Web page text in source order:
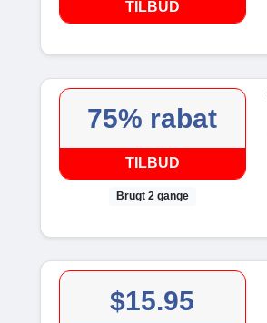
TILBUD
75% rabat
TILBUD
Brugt 2 gange
$15.95